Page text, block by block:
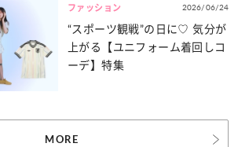
ファッション 2026/06/24
“スポーツ観戦”の日に♡ 気分が
上がる【ユニフォーム着回しコ
ーデ】特集
MORE